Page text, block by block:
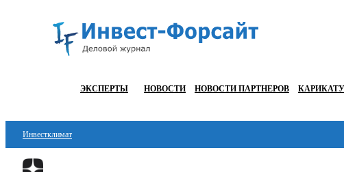
ЭКСПЕРТЫ НОВОСТИ НОВОСТИ ПАРТНЕРОВ
Инвестклимат
Финансы